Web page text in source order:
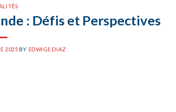
: Défis et Perspectives
2025 BY EDWIGE DIAZ